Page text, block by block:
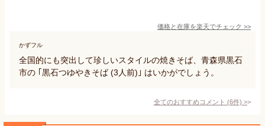
価格と在庫を楽天でチェック >>
かずフル
全国的にも突出して珍しいスタイルの焼きそば、青森県黒石
市の ｢黒石つゆやきそば (3人前)｣ はいかがでしょう。
全てのおすすめコメント (6件) >